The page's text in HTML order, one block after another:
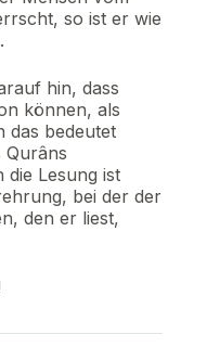
so ist er wie
hin, dass
können, als
das bedeutet
Qurâns
die Lesung ist
bei der der
den er liest,